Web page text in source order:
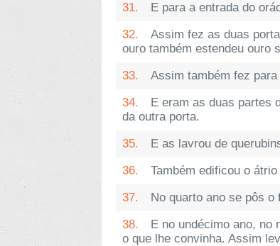
31.
E para a entrada do
32.
Assim fez as duas
ouro também estendeu ouro
33.
Assim também fez
34.
E eram as duas partes
da outra porta.
35.
E as lavrou de
36.
Também edificou o
37.
No quarto ano se pôs o
38.
E no undécimo ano, no
o que lhe convinha. Assim